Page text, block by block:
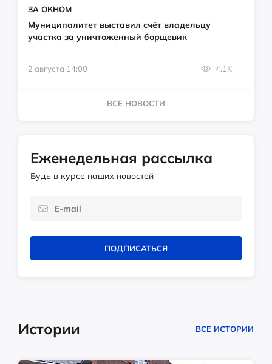
ЗА ОКНОМ
Муниципалитет выставил счёт владельцу
участка за уничтоженный борщевик
2 августа 14:00 4.1K
ВСЕ НОВОСТИ
Еженедельная рассылка
Будь в курсе наших новостей
ПОДПИСАТЬСЯ
Истории ВСЕ ИСТОРИИ